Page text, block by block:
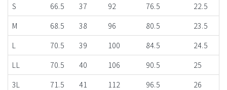
S
66.5 37 92 76.5
22.5
M
68.5 38 96 80.5
23.5
L
70.5 39 100 84.5
24.5
LL
70.5 40 106 90.5
25
3L
71.5 41 112 96.5 26